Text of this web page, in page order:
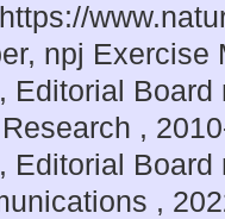
https://
npj Exercise
, Editorial
,
, Editorial
,